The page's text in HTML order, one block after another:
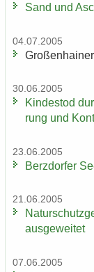
Sand und
04.07.2005
30.06.2005
Kin­des­tod
rung und
23.06.2005
Berz­dor­fer
21.06.2005
aus­ge­wei­tet
07.06.2005